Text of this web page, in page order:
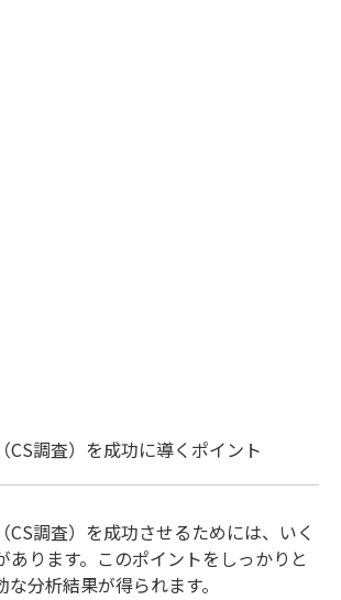
CS調査）を成功に導くポイント
CS調査）を成功させるためには、いく
あります。このポイントをしっかりと
分析結果が得られます。